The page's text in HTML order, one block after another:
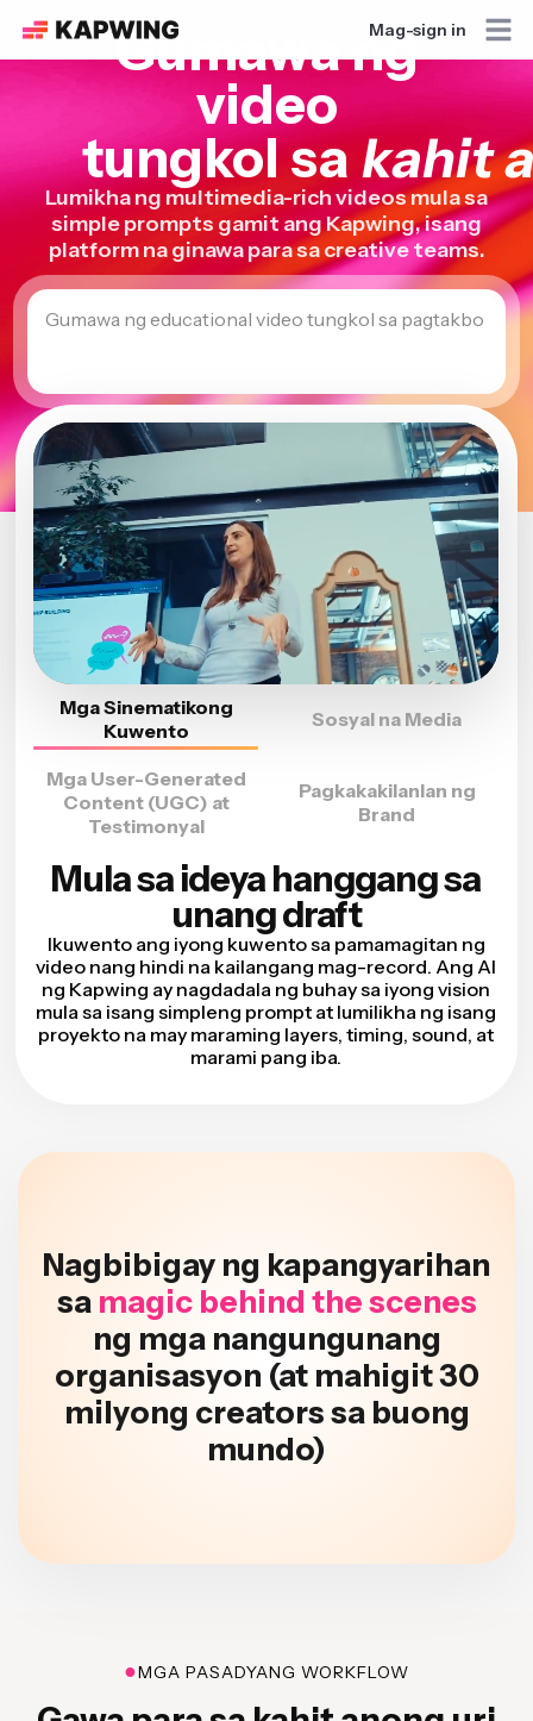
Mag-sign in
Gumawa ng
video
tungkol sa kahit
Lumikha ng multimedia-rich videos mula sa
simple prompts gamit ang Kapwing, isang
platform na ginawa para sa creative teams.
Gumawa ng educational video tungkol sa pagtakbo
Mga Sinematikong
Kuwento
Sosyal na Media
Mga User-Generated
Content (UGC) at
Testimonyal
Pagkakakilanlan ng
Brand
Mula sa ideya hanggang sa
unang draft
Ikuwento ang iyong kuwento sa pamamagitan ng
video nang hindi na kailangang mag-record. Ang AI
ng Kapwing ay nagdadala ng buhay sa iyong vision
mula sa isang simpleng prompt at lumilikha ng isang
proyekto na may maraming layers, timing, sound, at
marami pang iba.
Nagbibigay ng kapangyarihan
sa magic behind the scenes
ng mga nangungunang
organisasyon (at mahigit 30
milyong creators sa buong
mundo)
●MGA PASADYANG WORKFLOW